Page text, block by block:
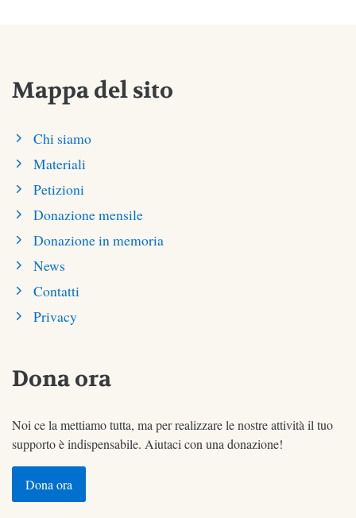
Mappa del sito
Chi siamo
Materiali
Petizioni
Donazione mensile
Donazione in memoria
News
Contatti
Privacy
Dona ora
Noi ce la mettiamo tutta, ma per realizzare le nostre attività il tuo
supporto è indispensabile. Aiutaci con una donazione!
Dona ora